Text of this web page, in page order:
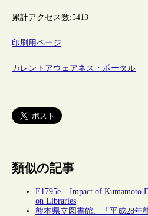
累計アクセス数:5413
印刷用ページ
カレントアウェアネス・ポータル
類似の記事
E1795e – Impact of Kumamoto
on Libraries
熊本県立図書館、「平成28年